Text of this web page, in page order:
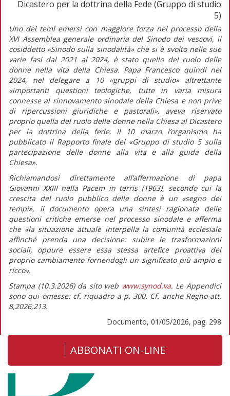
Dicastero per la dottrina della Fede (Gruppo di studio
5)
Uno dei temi emersi con maggiore forza nel processo della
XVI Assemblea generale ordinaria del Sinodo dei vescovi, il
cosiddetto «Sinodo sulla sinodalità» che si è svolto nelle sue
varie fasi dal 2021 al 2024, è stato quello del ruolo delle
donne nella vita della Chiesa. Papa Francesco quindi nel
2024, nel delegare a 10 «gruppi di studio» altrettante
«importanti questioni teologiche, tutte in varia misura
connesse al rinnovamento sinodale della Chiesa e non prive
di ripercussioni giuridiche e pastorali», aveva riservato
proprio quella del ruolo delle donne nella Chiesa al Dicastero
per la dottrina della fede. Il 10 marzo l’organismo ha
pubblicato il Rapporto finale del «Gruppo di studio 5 sulla
partecipazione delle donne alla vita e alla guida della
Chiesa».
Richiamandosi direttamente all’affermazione di papa
Giovanni XXIII nella Pacem in terris (1963), secondo cui la
crescita del ruolo pubblico delle donne è un «segno dei
tempi», il documento opera una sintesi ragionata delle
questioni critiche emerse nel processo sinodale e afferma
che«la situazione attuale interpella la comunità ecclesiale
affinché prenda una decisione: subire le trasformazioni
sociali, oppure essere essa stessa artefice proattiva del
proprio cambiamento fornendogli un significato più ampio e
ricco».
Stampa (10.3.2026) da sito web www.synod.va. Le Appendici
sono qui omesse: cf. riquadro a p. 300. Cf. anche Regno-att.
8,2026,213.
Documento, 01/05/2026, pag. 298
ABBONATI ON-LINE